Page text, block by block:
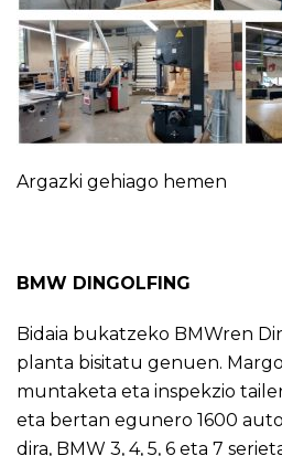
Argazki gehiago hemen
BMW DINGOLFING
Bidaia bukatzeko BMWren
planta bisitatu genuen.
muntaketa eta inspekzio
eta bertan egunero 1600
dira, BMW 3, 4, 5, 6 eta 7